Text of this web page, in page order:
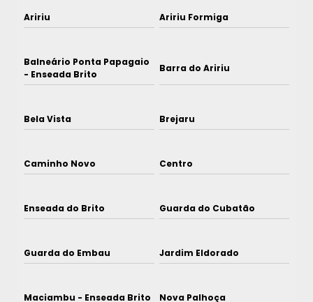
Aririu Aririu Formiga
Balneário Ponta Papagaio
- Enseada Brito
Barra do Aririu
Bela Vista Brejaru
Caminho Novo Centro
Enseada do Brito Guarda do Cubatão
Guarda do Embau Jardim Eldorado
Maciambu - Enseada Brito Nova Palhoça